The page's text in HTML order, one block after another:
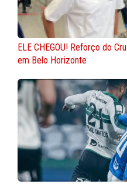
ELE CHEGOU! Reforço do
em Belo Horizonte